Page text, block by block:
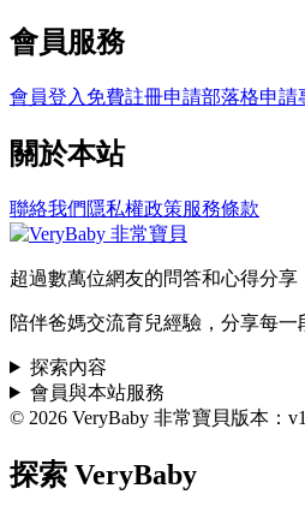
會員服務
會員登入 免費註冊申請部落格申請
關於本站
聯絡我們 隱私權政策服務條款
超過數萬位網友的問答和心得分享
陪伴爸媽交流育兒經驗，分享每一
探索內容
會員與本站服務
© 2026 VeryBaby 非常寶貝版本：
探索 VeryBaby